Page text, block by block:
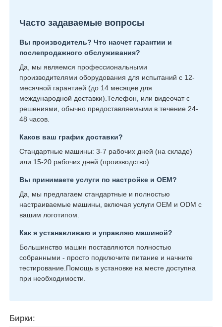
Часто задаваемые вопросы
Вы производитель? Что насчет гарантии и
послепродажного обслуживания?
Да, мы являемся профессиональными
производителями оборудования для испытаний с 12-
месячной гарантией (до 14 месяцев для
международной доставки).Телефон, или видеочат с
решениями, обычно предоставляемыми в течение 24-
48 часов.
Каков ваш график доставки?
Стандартные машины: 3-7 рабочих дней (на складе)
или 15-20 рабочих дней (производство).
Вы принимаете услуги по настройке и OEM?
Да, мы предлагаем стандартные и полностью
настраиваемые машины, включая услуги OEM и ODM с
вашим логотипом.
Как я устанавливаю и управляю машиной?
Большинство машин поставляются полностью
собранными - просто подключите питание и начните
тестирование.Помощь в установке на месте доступна
при необходимости.
Бирки: